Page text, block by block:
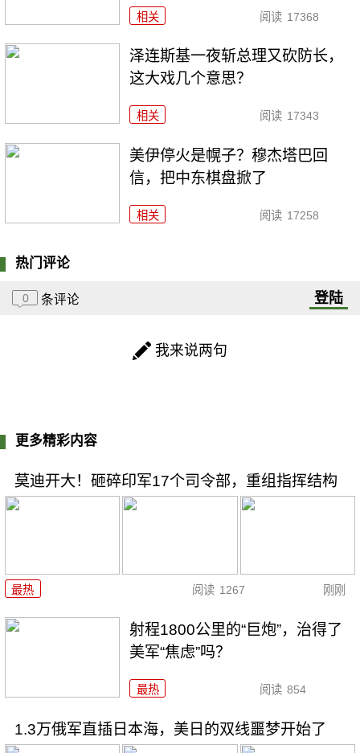
相关 阅读 17368
泽连斯基一夜斩总理又砍防长，
这大戏几个意思？
相关 阅读 17343
美伊停火是幌子？穆杰塔巴回
信，把中东棋盘掀了
相关 阅读 17258
热门评论
0 条评论 登陆
我来说两句
更多精彩内容
莫迪开大！砸碎印军17个司令部，重组指挥结构
最热 阅读 1267 刚刚
射程1800公里的“巨炮”，治得了
美军“焦虑”吗？
最热 阅读 854
1.3万俄军直插日本海，美日的双线噩梦开始了